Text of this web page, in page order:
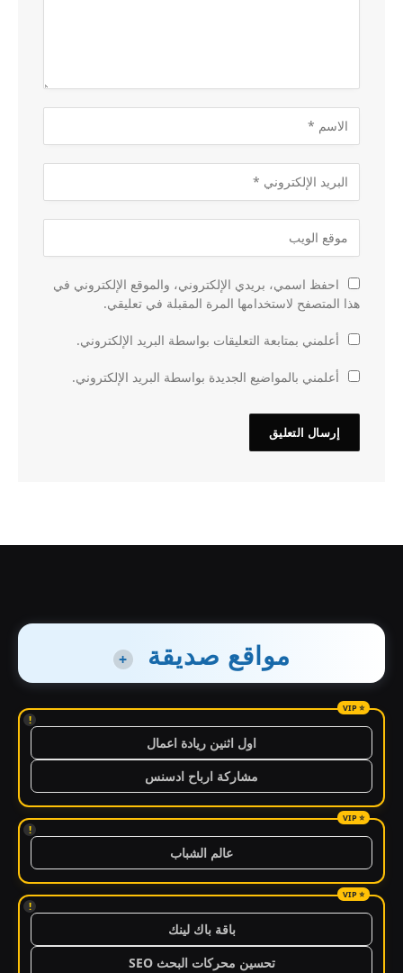
احفظ اسمي، بريدي الإلكتروني، والموقع الإلكتروني في
هذا المتصفح لاستخدامها المرة المقبلة في تعليقي.
أعلمني بمتابعة التعليقات بواسطة البريد الإلكتروني.
أعلمني بالمواضيع الجديدة بواسطة البريد الإلكتروني.
مواقع صديقة +
!
اول اثنين ريادة اعمال
مشاركة ارباح ادسنس
!
عالم الشباب
!
باقة باك لينك
تحسين محركات البحث SEO